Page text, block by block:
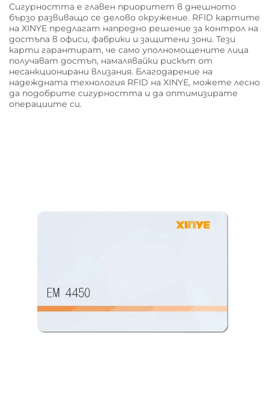
Сигурността е главен приоритет в днешното
бързо развиващо се делово окружение. RFID картите
на XINYE предлагат напредно решение за контрол на
достъпа в офиси, фабрики и защитени зони. Тези
карти гарантират, че само уполномощените лица
получават достъп, намалявайки рискът от
несанкционирани влизания. Благодарение на
надеждната технология RFID на XINYE, можете лесно
да подобрите сигурността и да оптимизирате
операциите си.